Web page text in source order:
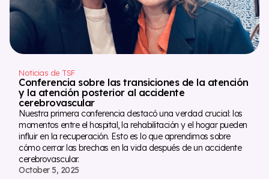
Noticias de TSF
Conferencia sobre las transiciones de la atención
y la atención posterior al accidente
cerebrovascular
Nuestra primera conferencia destacó una verdad crucial: los
momentos entre el hospital, la rehabilitación y el hogar pueden
influir en la recuperación. Esto es lo que aprendimos sobre
cómo cerrar las brechas en la vida después de un accidente
cerebrovascular.
October 5, 2025